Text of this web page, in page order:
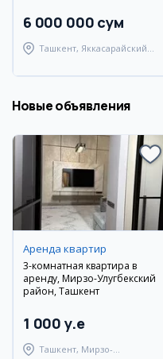
6 000 000 сум
Ташкент, Яккасарайский
Новые объявления
Аренда квартир
3-комнатная квартира в
аренду, Мирзо-Улугбекский
район, Ташкент
1 000 y.e
Ташкент, Мирзо-